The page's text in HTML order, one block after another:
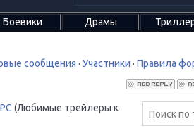
Боевики Драмы
сообщения · Участники · Правила
(Любимые трейлеры к